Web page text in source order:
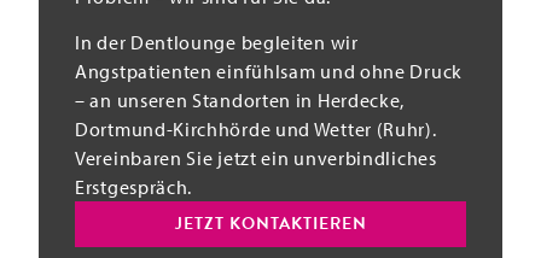
In der Dentlounge begleiten wir
Angstpatienten einfühlsam und ohne Druck
– an unseren Standorten in Herdecke,
Dortmund-Kirchhörde und Wetter (Ruhr).
Vereinbaren Sie jetzt ein unverbindliches
Erstgespräch.
JETZT KONTAKTIEREN